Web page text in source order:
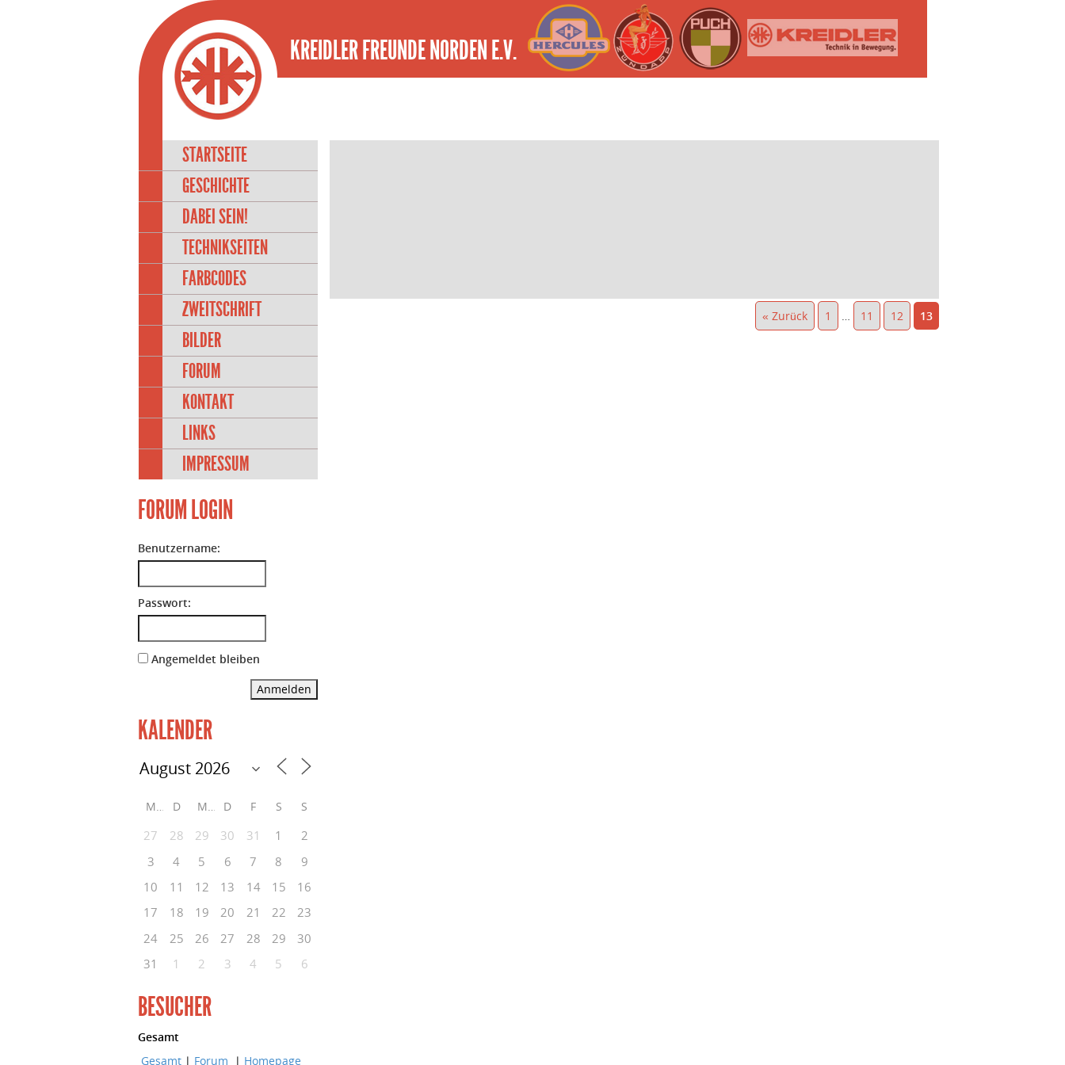
KREIDLER FREUNDE NORDEN E.V.
STARTSEITE
GESCHICHTE
DABEI SEIN!
TECHNIKSEITEN
FARBCODES
ZWEITSCHRIFT
BILDER
FORUM
KONTAKT
LINKS
IMPRESSUM
FORUM LOGIN
Benutzername:
Passwort:
Angemeldet bleiben
Anmelden
KALENDER
M D M D F S S
27 28 29 30 31 1
2
3
4 5 6 7 8
9
10
11 12 13 14 15
16
17
18 19 20 21 22
23
24
25 26 27 28 29
30
31
1 2 3 4 5 6
BESUCHER
Gesamt
Gesamt | Forum | Homepage
« Zurück 1 … 11 12 13